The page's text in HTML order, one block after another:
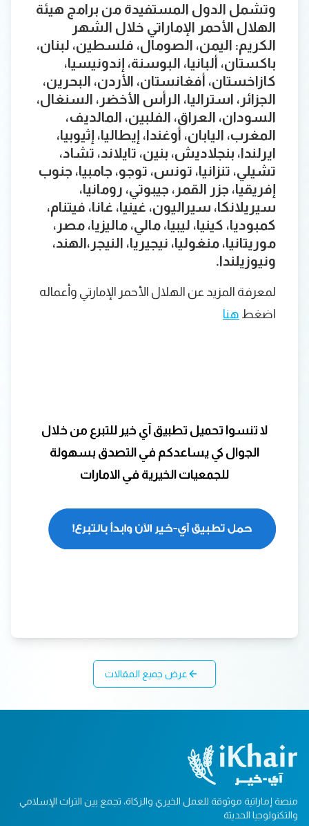
وتشمل الدول المستفيدة من برامج هيئة
الهلال الأحمر الإماراتي خلال الشهر
الكريم: اليمن، الصومال، فلسطين، لبنان،
باكستان، ألبانيا، البوسنة، إندونيسيا،
كازاخستان، أفغانستان، الأردن، البحرين،
الجزائر، استراليا، الرأس الأخضر، السنغال،
السودان، العراق، الفلبين، المالديف،
المغرب، اليابان، أوغندا، إيطاليا، إثيوبيا،
ايرلندا، بنجلاديش، بنين، تايلاند، تشاد،
تشيلي، تنزانيا، تونس، توجو، جامبيا، جنوب
إفريقيا، جزر القمر، جيبوتي، رومانيا،
سيريلانكا، سيراليون، غينيا، غانا، فيتنام،
كمبوديا، كينيا، ليبيا، مالي، ماليزيا، مصر،
موريتانيا، منغوليا، نيجيريا، النيجر،الهند،
ونيوزيلندا.
لمعرفة المزيد عن الهلال الأحمر الإمارتي وأعماله
اضغط هنا
لا تنسوا تحميل تطبيق آي خير للتبرع من خلال
الجوال كي يساعدكم في التصدق بسهولة
للجمعيات الخيرية في الامارات
عرض جميع المقالات
منصة إماراتية موثوقة للعمل الخيري والزكاة، تجمع بين التراث الإسلامي
والتكنولوجيا الحديثة